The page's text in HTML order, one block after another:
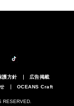
護方針
広告掲載
OCEANS Craft